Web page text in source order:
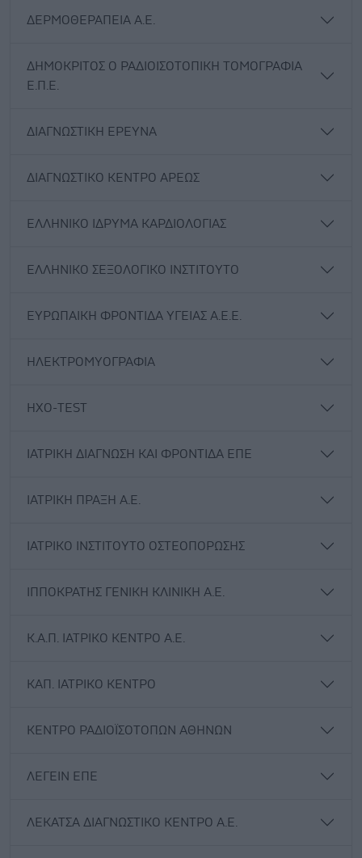
ΔΕΡΜΟΘΕΡΑΠΕΙΑ Α.Ε.
ΔΗΜΟΚΡΙΤΟΣ Ο ΡΑΔΙΟΙΣΟΤΟΠΙΚΗ ΤΟΜΟΓΡΑΦΙΑ
Ε.Π.Ε.
ΔΙΑΓΝΩΣΤΙΚΗ ΕΡΕΥΝΑ
ΔΙΑΓΝΩΣΤΙΚΟ ΚΕΝΤΡΟ ΑΡΕΩΣ
ΕΛΛΗΝΙΚΟ ΙΔΡΥΜΑ ΚΑΡΔΙΟΛΟΓΙΑΣ
ΕΛΛΗΝΙΚΟ ΣΕΞΟΛΟΓΙΚΟ ΙΝΣΤΙΤΟΥΤΟ
ΕΥΡΩΠΑΙΚΗ ΦΡΟΝΤΙΔΑ ΥΓΕΙΑΣ Α.Ε.Ε.
ΗΛΕΚΤΡΟΜΥΟΓΡΑΦΙΑ
ΗΧΟ-TEST
ΙΑΤΡΙΚΗ ΔΙΑΓΝΩΣΗ ΚΑΙ ΦΡΟΝΤΙΔΑ ΕΠΕ
ΙΑΤΡΙΚΗ ΠΡΑΞΗ Α.Ε.
ΙΑΤΡΙΚΟ ΙΝΣΤΙΤΟΥΤΟ ΟΣΤΕΟΠΟΡΩΣΗΣ
ΙΠΠΟΚΡΑΤΗΣ ΓΕΝΙΚΗ ΚΛΙΝΙΚΗ Α.Ε.
Κ.Α.Π. ΙΑΤΡΙΚΟ ΚΕΝΤΡΟ Α.Ε.
ΚΑΠ. ΙΑΤΡΙΚΟ ΚΕΝΤΡΟ
ΚΕΝΤΡΟ ΡΑΔΙΟΪΣΟΤΟΠΩΝ ΑΘΗΝΩΝ
ΛΕΓΕΙΝ ΕΠΕ
ΛΕΚΑΤΣΑ ΔΙΑΓΝΩΣΤΙΚΟ ΚΕΝΤΡΟ Α.Ε.